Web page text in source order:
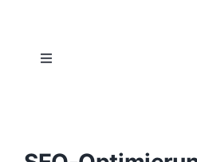
Toggle
Konzept